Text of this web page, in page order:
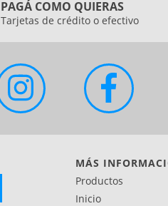
PAGÁ COMO QUIERAS
Tarjetas de crédito o efectivo
MÁS
Productos
Inicio